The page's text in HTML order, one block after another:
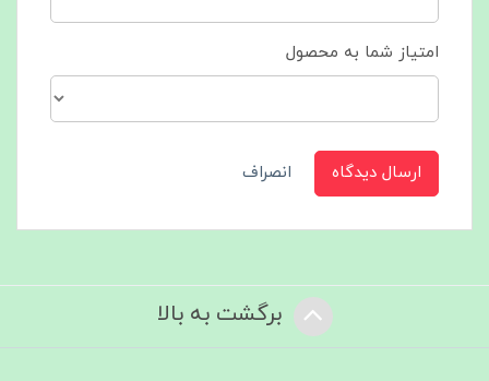
امتیاز شما به محصول
ارسال دیدگاه انصراف
برگشت به بالا